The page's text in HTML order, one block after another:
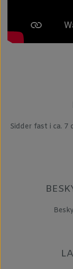
Sidder fast i ca.